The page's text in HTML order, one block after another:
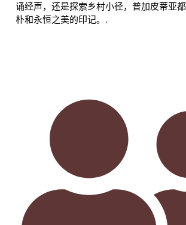
诵经声，还是探索乡村小径，普加皮蒂亚
朴和永恒之美的印记。.